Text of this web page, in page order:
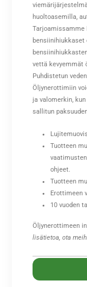
huoltoasemilla,
Tarjoamissamme
bensiinihiukkaset
vettä kevyemmät
Puhdistetun
Öljynerottimiin
ja valomerkin,
sallitun
Tuotteen
ohjeet.
Tuotteen
Erottimeen
10 vuoden
Öljynerottimeen
lisätietoa, ota